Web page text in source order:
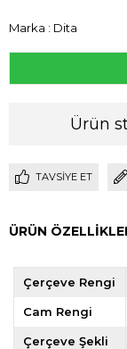
Marka : Dita
Ürün
TAVSIYE ET
ÜRÜN
Çerçeve Rengi
Cam Rengi
Çerçeve Şekli